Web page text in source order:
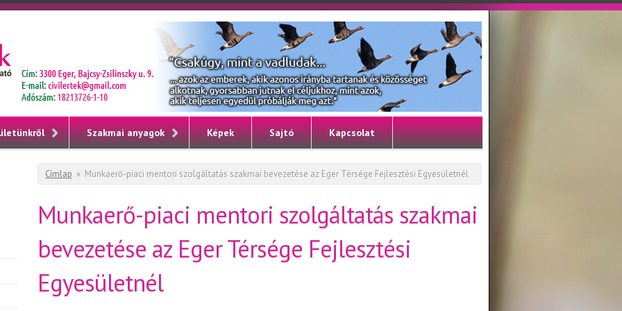
Szakmai anyagok Képek Sajtó Kapcsolat
Jelenlegi hely
Címlap » Munkaerő-piaci mentori szolgáltatás szakmai bevezetése az Eger Térsége Fejlesztési Egyesületnél
Munkaerő-piaci mentori szolgáltatás szakmai
bevezetése az Eger Térsége Fejlesztési
Egyesületnél